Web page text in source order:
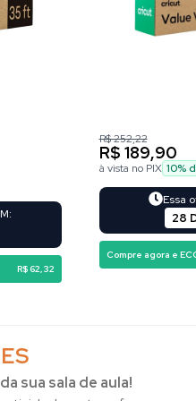
R$ 62,32
R$ 252,22
R$ 189,90
à vista no PIX 10%
Essa
28
Compre agora e
sua sala de aula!